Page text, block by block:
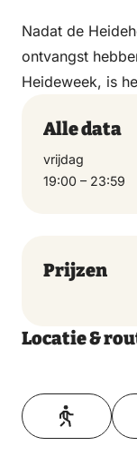
Nadat de
ontvangst
Heideweek, is
Alle data
vrijdag
19:00 – 23:59
Prijzen
Locatie &